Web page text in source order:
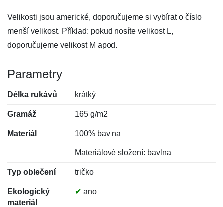
Velikosti jsou americké, doporučujeme si vybírat o číslo
menší velikost. Příklad: pokud nosíte velikost L,
doporučujeme velikost M apod.
Parametry
Délka rukávů krátký
Gramáž 165 g/m2
Materiál 100% bavlna
Materiálové složení: bavlna
Typ oblečení tričko
Ekologický
materiál
✔ ano